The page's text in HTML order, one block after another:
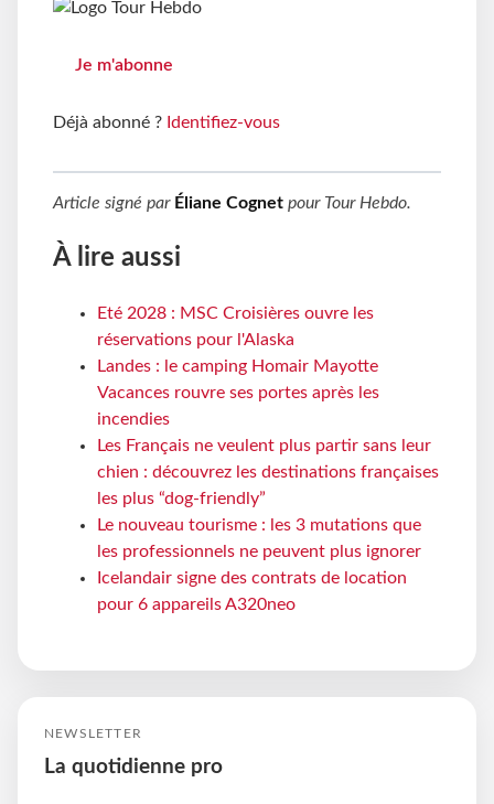
Je m'abonne
Déjà abonné ? Identifiez-vous
Article signé par Éliane Cognet pour Tour Hebdo.
À lire aussi
Eté 2028 : MSC Croisières ouvre les
réservations pour l'Alaska
Landes : le camping Homair Mayotte
Vacances rouvre ses portes après les
incendies
Les Français ne veulent plus partir sans leur
chien : découvrez les destinations françaises
les plus “dog-friendly”
Le nouveau tourisme : les 3 mutations que
les professionnels ne peuvent plus ignorer
Icelandair signe des contrats de location
pour 6 appareils A320neo
NEWSLETTER
La quotidienne pro